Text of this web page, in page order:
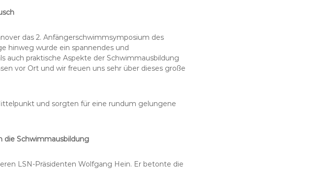
das 2. Anfängerschwimmsymposium des
hinweg wurde ein spannendes und
auch praktische Aspekte der Schwimmausbildung
vor Ort und wir freuen uns sehr über dieses große
und sorgten für eine rundum gelungene
die Schwimmausbildung
LSN-Präsidenten Wolfgang Hein. Er betonte die